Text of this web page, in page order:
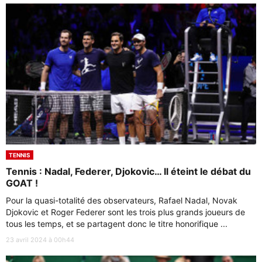
TENNIS
Tennis : Nadal, Federer, Djokovic… Il éteint le débat du
GOAT !
Pour la quasi-totalité des observateurs, Rafael Nadal, Novak
Djokovic et Roger Federer sont les trois plus grands joueurs de
tous les temps, et se partagent donc le titre honorifique ...
23 avril 2024 à 00h44